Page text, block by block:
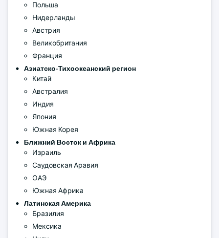
Польша
Нидерланды
Австрия
Великобритания
Франция
Азиатско-Тихоокеанский регион
Китай
Австралия
Индия
Япония
Южная Корея
Ближний Восток и Африка
Израиль
Саудовская Аравия
ОАЭ
Южная Африка
Латинская Америка
Бразилия
Мексика